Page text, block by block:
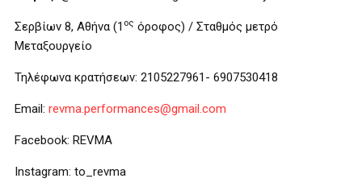
Σερβίων 8, Αθήνα (1 ος όροφος) / Σταθμός μετρό
Μεταξουργείο
Τηλέφωνα κρατήσεων: 2105227961- 6907530418
Email: revma.performances@gmail.com
Facebook: REVMA
Instagram: to revma